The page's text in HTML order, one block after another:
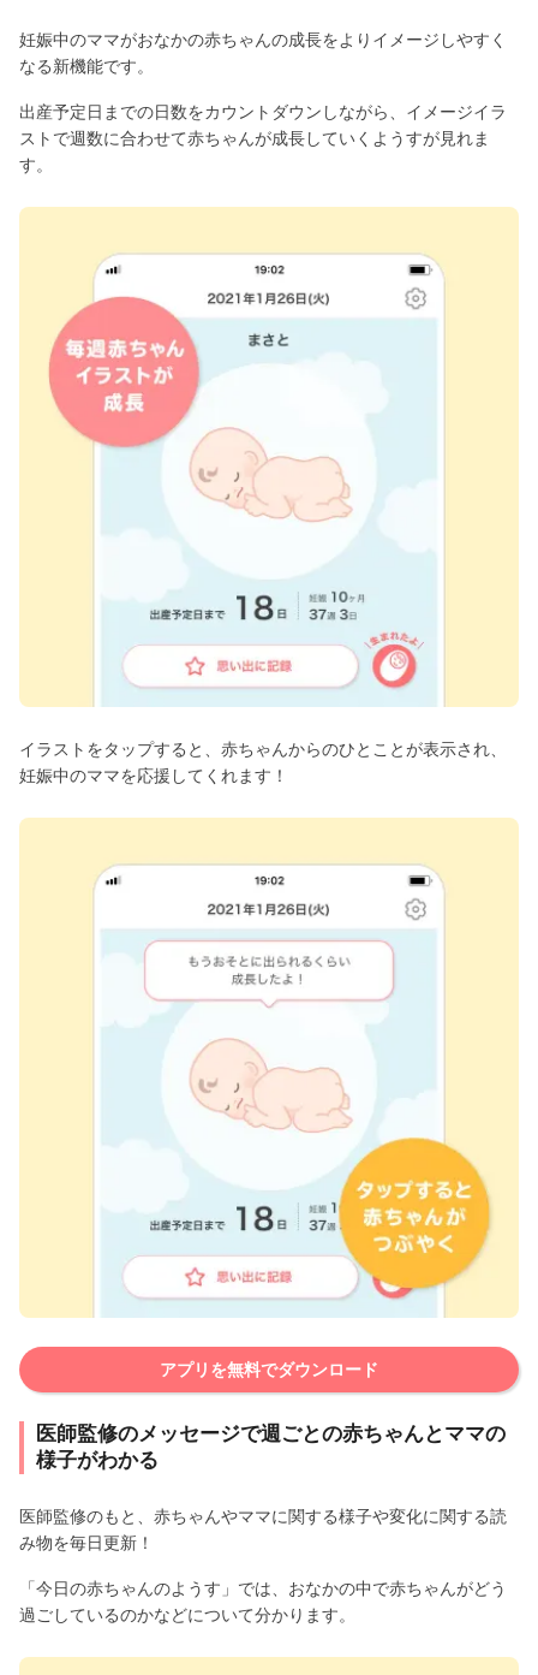
妊娠中のママがおなかの赤ちゃんの成長をよりイメージしやすく
なる新機能です。
出産予定日までの日数をカウントダウンしながら、イメージイラ
ストで週数に合わせて赤ちゃんが成長していくようすが見れま
す。
イラストをタップすると、赤ちゃんからのひとことが表示され、
妊娠中のママを応援してくれます！
アプリを無料でダウンロード
医師監修のメッセージで週ごとの赤ちゃんとママの
様子がわかる
医師監修のもと、赤ちゃんやママに関する様子や変化に関する読
み物を毎日更新！
「今日の赤ちゃんのようす」では、おなかの中で赤ちゃんがどう
過ごしているのかなどについて分かります。